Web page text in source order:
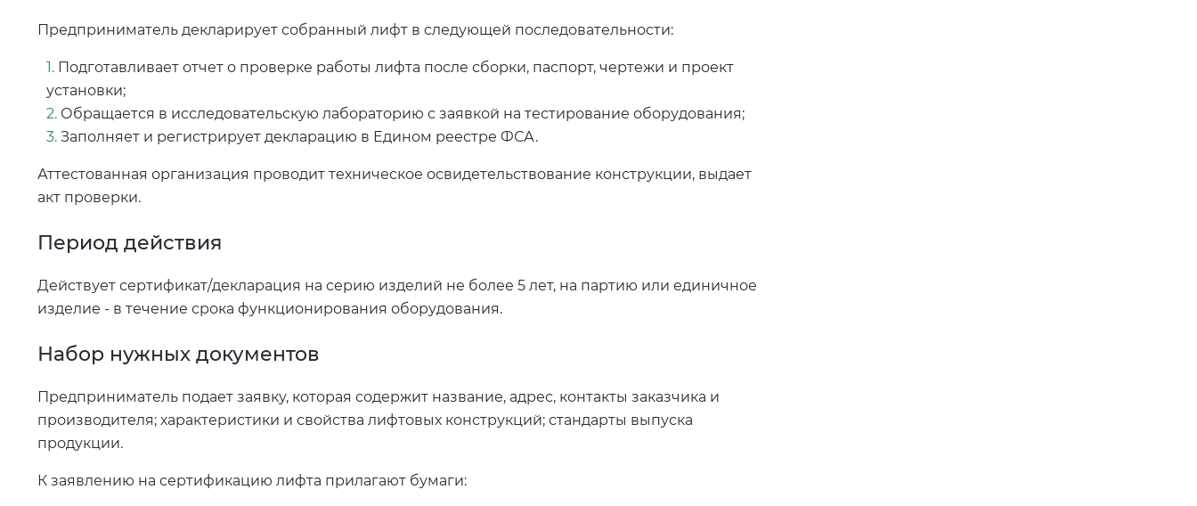
Предприниматель декларирует собранный лифт в следующей последовательности:
Подготавливает отчет о проверке работы лифта после сборки, паспорт, чертежи и проект
установки;
Обращается в исследовательскую лабораторию с заявкой на тестирование оборудования;
Заполняет и регистрирует декларацию в Едином реестре ФСА.
Аттестованная организация проводит техническое освидетельствование конструкции, выдает
акт проверки.
Период действия
Действует сертификат/декларация на серию изделий не более 5 лет, на партию или единичное
изделие - в течение срока функционирования оборудования.
Набор нужных документов
Предприниматель подает заявку, которая содержит название, адрес, контакты заказчика и
производителя; характеристики и свойства лифтовых конструкций; стандарты выпуска
продукции.
К заявлению на сертификацию лифта прилагают бумаги: